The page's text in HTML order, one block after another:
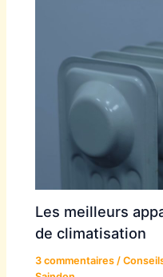
Les meilleurs
de climatisation
3 commentaires /